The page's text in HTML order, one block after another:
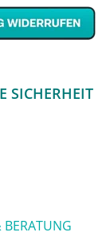
SICHERHEIT